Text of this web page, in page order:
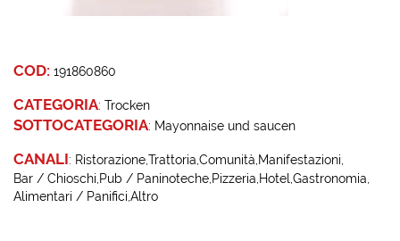
COD: 191860860
CATEGORIA: Trocken
SOTTOCATEGORIA: Mayonnaise und saucen
CANALI: RistorazioneTrattoria Comunità Manifestazioni
Bar / Chioschi Pub / Paninoteche Pizzeria Hotel Gastronomia
Alimentari / Panifici Altro